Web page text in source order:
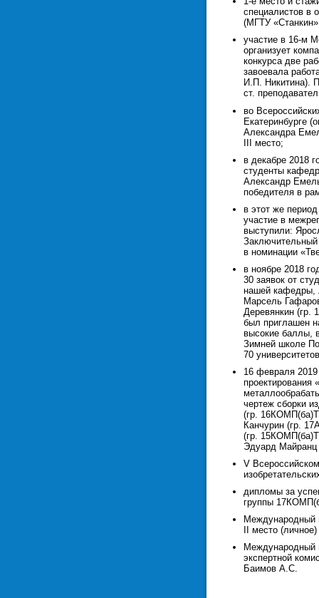
специалистов в
(МГТУ
участие в 16-м
организует
конкурса две
завоевала
И.П. Никитина).
ст.
во
Екатеринбурге
Александра
III место;
в декабре 2018
студенты
Александр
победителя в
в этот же
участие в
выступили:
в номинации
в ноябре 2018
30 заявок от
нашей кафедры,
Марсель
Деревянкин
был приглашен
высокие баллы,
Зимней школе
70
16 февраля
чертеж сборки
(гр.
Канчурин (гр.
(гр.
Эдуард
V
дипломы за
группы
Международный
II место
Международный
экспертной
Баимов А.С.